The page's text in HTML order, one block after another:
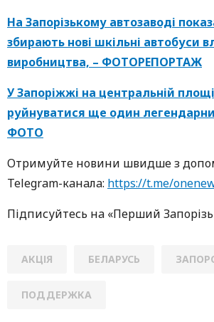
На Запорізькому автозаводі
збирають нові шкільні автобуси
виробництва, – ФОТОРЕПОРТАЖ
У Запоріжжі на центральній
руйнуватися ще один
ФОТО
Oтримуйте нoвини швидше з
Telegram-кaнaлa: https://t.me/
Підписуйтесь нa «Перший
АКЦІЯ БЕЛАРУСЬ
ПОДДЕРЖКА